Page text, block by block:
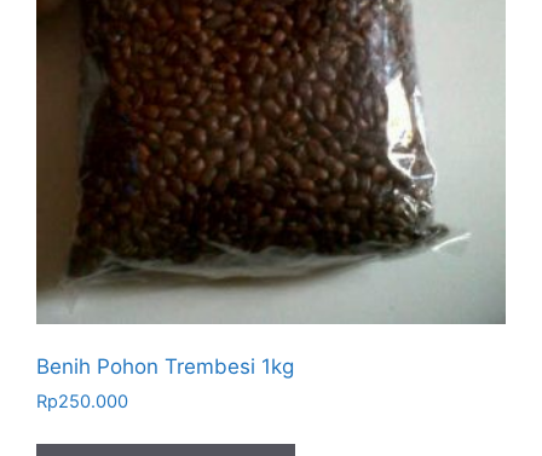
Benih Pohon Trembesi 1kg
Rp250.000